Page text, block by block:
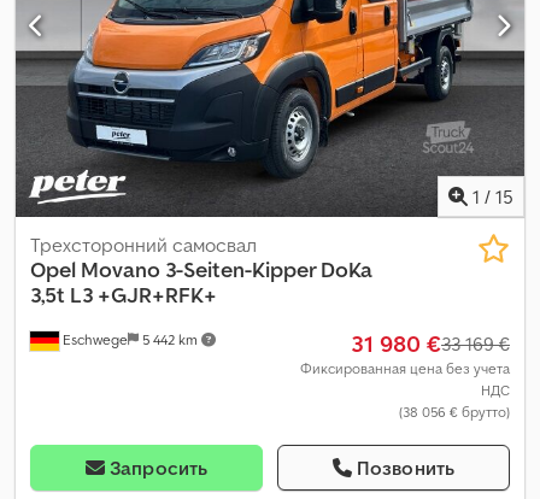
выпуска:
2026, Оборудование:ABS, бортовой компьютер,
гидроусилитель руля, кондиционер, круиз-контроль,
навигационная система, парктроники, подушка
безопасности, раздвижная дверь, сажевый фильтр,
система иммобилайзера, система контроля тяги,
центральный замок, электронная программа стабилизации
(ESP)
1 / 15
Eschwege 5 442 km
Трехсторонний самосвал
Opel Movano 3-Seiten-Kipper DoKa
3,5t L3 +GJR+RFK+
31 980 €33 169 €
Фиксированная цена без учета
НДС
(38 056 € брутто)
Запросить Позвонить